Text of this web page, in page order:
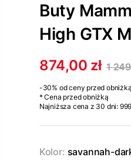
Buty
High GTX
874,00 zł 1
-30% od ceny przed obniżką
* Cena przed obniżką
Najniższa cena z 30 dni:
Kolor: savannah-